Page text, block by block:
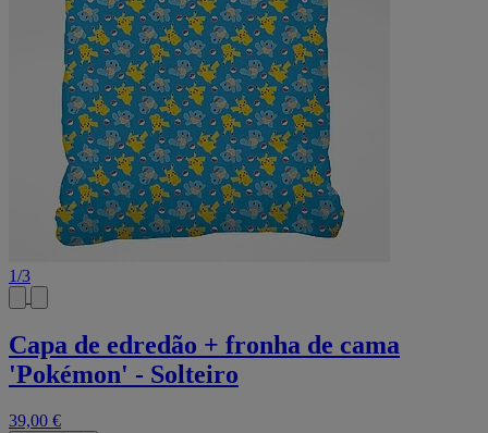
1/3
Capa de edredão + fronha de cama
'Pokémon' - Solteiro
39,00 €